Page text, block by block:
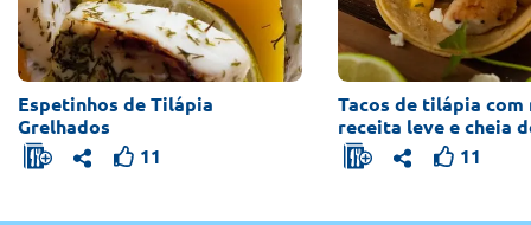
Espetinhos de Tilápia
Grelhados
11
Tacos de tilápia com
receita leve e cheia
11